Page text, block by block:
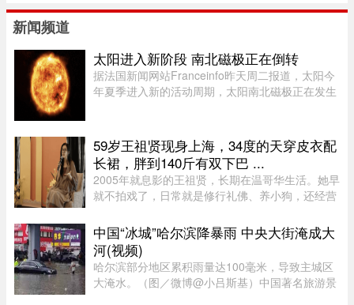
新闻频道
太阳进入新阶段 南北磁极正在倒转
据法国新闻网站Franceinfo昨天周二报道，太阳今
年夏季进入新的活动周期，太阳南北磁极正在发生
南磁极，南磁极则转变为北 ...
59岁王祖贤现身上海，34度的天穿皮衣配
长裙，胖到140斤有双下巴 ...
2005年就息影的王祖贤，长期在温哥华生活。她早
就不拍戏了，日常就是修行礼佛、养小狗，还经营
活动。8月5日，网友在上海机场偶遇王祖贤。34度
的天气穿着皮衣外套配长裙 ...
中国“冰城”哈尔滨降暴雨 中央大街淹成大
河(视频)
哈尔滨部分地区累积雨量达100毫米，导致主城区
大淹水。（图／微博@小吕斯基）中国著名旅游景